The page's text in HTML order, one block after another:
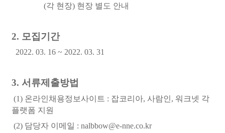
(각 현장) 현장 별도 안내
2. 모집기간
2022. 03. 16 ~ 2022. 03. 31
3. 서류제출방법
(1) 온라인채용정보사이트 : 잡코리아, 사람인, 워크넷 각
플랫폼 지원
(2) 담당자 이 메일 : nalbbow@e-nne.co.kr